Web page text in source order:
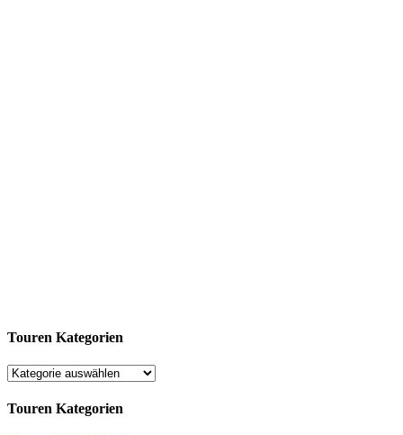
Touren Kategorien
Touren Kategorien